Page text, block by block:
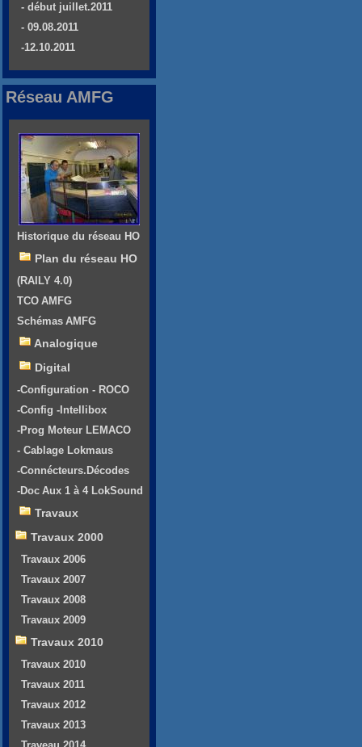
- début juillet.2011
- 09.08.2011
-12.10.2011
Réseau AMFG
Historique du réseau HO
Plan du réseau HO
(RAILY 4.0)
TCO AMFG
Schémas AMFG
Analogique
Digital
-Configuration - ROCO
-Config -Intellibox
-Prog Moteur LEMACO
- Cablage Lokmaus
-Connécteurs.Décodes
-Doc Aux 1 à 4 LokSound
Travaux
Travaux 2000
Travaux 2006
Travaux 2007
Travaux 2008
Travaux 2009
Travaux 2010
Travaux 2010
Travaux 2011
Travaux 2012
Travaux 2013